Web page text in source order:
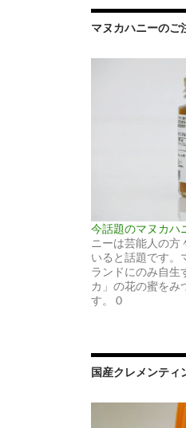
マヌカハニーのご
今話題のマヌカハ
ニーは芸能人の方
いると話題です。
ランドにのみ自生
カ」の花の蜜をみ
す。 0
国産クレメンティ